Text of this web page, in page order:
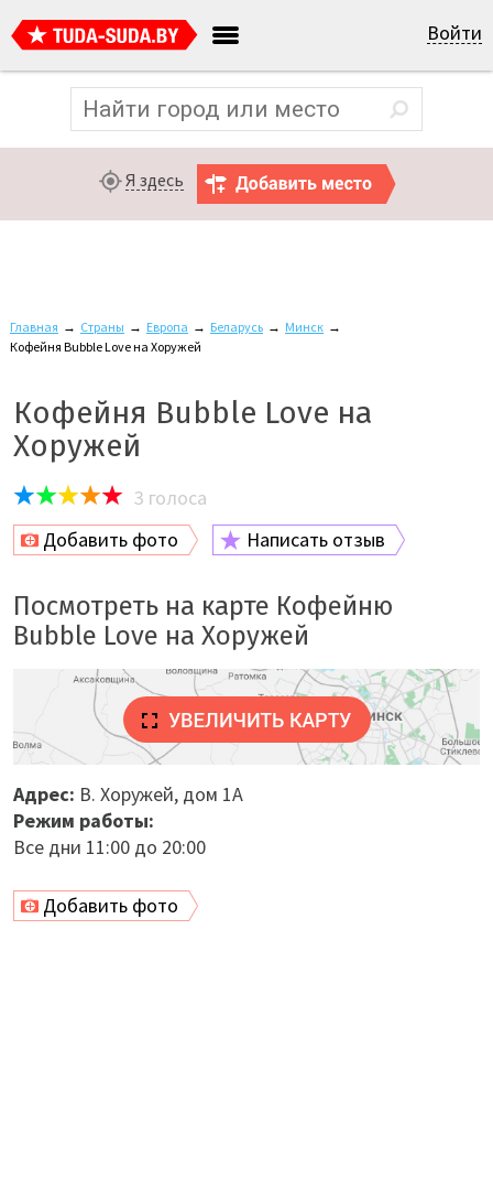
Войти
Я здесь
Главная → Страны → Европа → Беларусь → Минск →
Кофейня Bubble Love на Хоружей
Кофейня Bubble Love на
Хоружей
3 голоса
Добавить фото
Написать отзыв
Посмотреть на карте Кофейню
Bubble Love на Хоружей
Адрес: В. Хоружей, дом 1А
Режим работы:
Все дни 11:00 до 20:00
Добавить фото